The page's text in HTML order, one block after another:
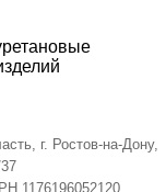
г. Ростов-на-Дону,
1176196052120